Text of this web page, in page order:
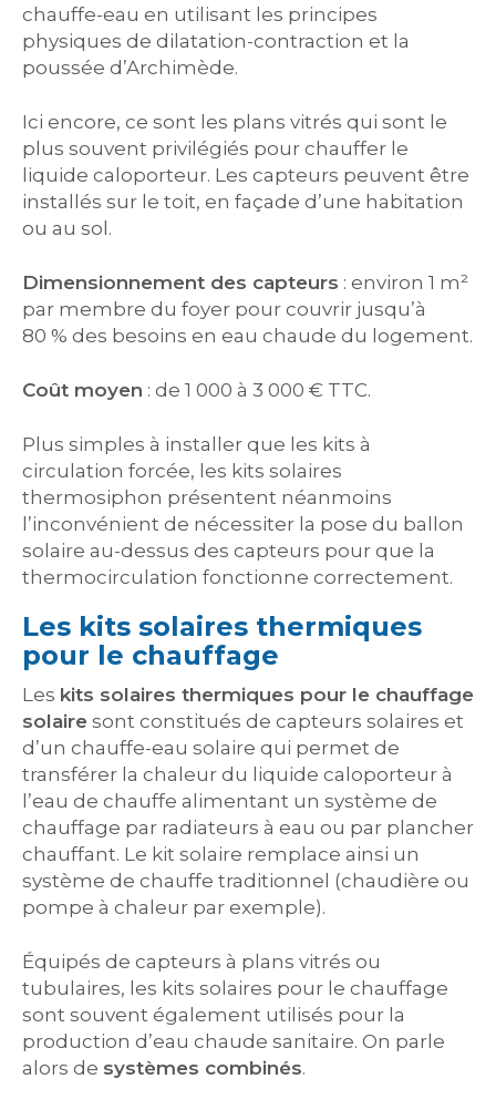
chauffe-eau en utilisant les principes
physiques de dilatation-contraction et la
poussée d’Archimède.
Ici encore, ce sont les plans vitrés qui sont le
plus souvent privilégiés pour chauffer le
liquide caloporteur. Les capteurs peuvent être
installés sur le toit, en façade d’une habitation
ou au sol.
Dimensionnement des capteurs : environ 1 m²
par membre du foyer pour couvrir jusqu’à
80 % des besoins en eau chaude du logement.
Coût moyen : de 1 000 à 3 000 € TTC.
Plus simples à installer que les kits à
circulation forcée, les kits solaires
thermosiphon présentent néanmoins
l’inconvénient de nécessiter la pose du ballon
solaire au-dessus des capteurs pour que la
thermocirculation fonctionne correctement.
Les kits solaires thermiques
pour le chauffage
Les kits solaires thermiques pour le chauffage
solaire sont constitués de capteurs solaires et
d’un chauffe-eau solaire qui permet de
transférer la chaleur du liquide caloporteur à
l’eau de chauffe alimentant un système de
chauffage par radiateurs à eau ou par plancher
chauffant. Le kit solaire remplace ainsi un
système de chauffe traditionnel (chaudière ou
pompe à chaleur par exemple).
Équipés de capteurs à plans vitrés ou
tubulaires, les kits solaires pour le chauffage
sont souvent également utilisés pour la
production d’eau chaude sanitaire. On parle
alors de systèmes combinés.